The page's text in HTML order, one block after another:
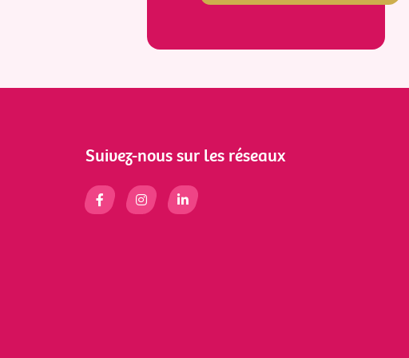
Suivez-nous sur les réseaux